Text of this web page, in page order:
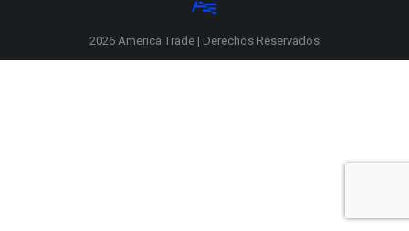
2026 America Trade | Derechos Reservados